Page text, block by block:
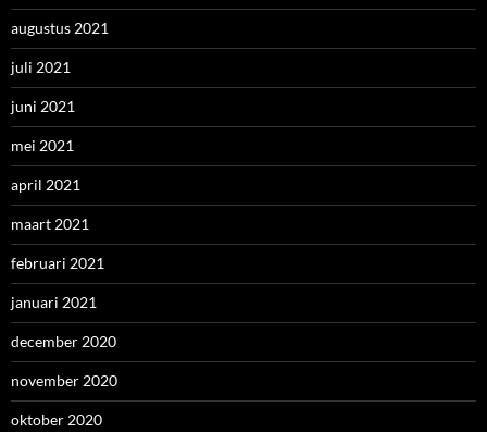
augustus 2021
juli 2021
juni 2021
mei 2021
april 2021
maart 2021
februari 2021
januari 2021
december 2020
november 2020
oktober 2020